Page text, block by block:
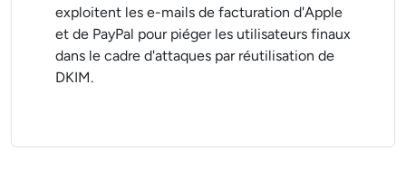
exploitent les e-mails de facturation d'Apple
et de PayPal pour piéger les utilisateurs finaux
dans le cadre d'attaques par réutilisation de
DKIM.